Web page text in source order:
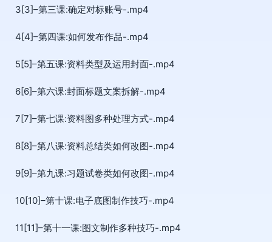
3[3]–第三课:确定对标账号-.mp4
4[4]–第四课:如何发布作品-.mp4
5[5]–第五课:资料类型及运用封面-.mp4
6[6]–第六课:封面标题文案拆解-.mp4
7[7]–第七课:资料图多种处理方式-.mp4
8[8]–第八课:资料总结类如何改图-.mp4
9[9]–第九课:习题试卷类如何改图-.mp4
10[10]–第十课:电子底图制作技巧-.mp4
11[11]–第十一课:图文制作多种技巧-.mp4